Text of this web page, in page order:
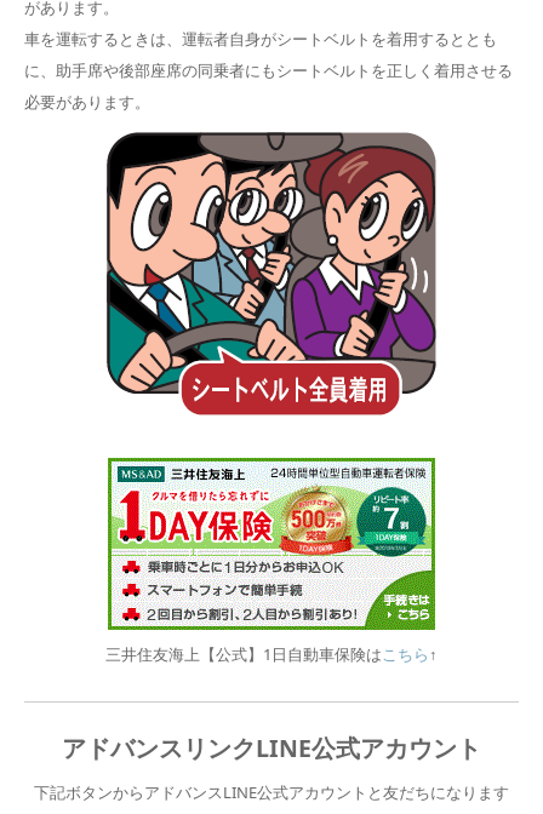
があります。
車を運転するときは、運転者自身がシートベルトを着用するととも
に、助手席や後部座席の同乗者にもシートベルトを正しく着用させる
必要があります。
三井住友海上【公式】1日自動車保険はこちら ↑
アドバンスリンクLINE公式アカウント
下記ボタンからアドバンスLINE公式アカウントと友だちになります